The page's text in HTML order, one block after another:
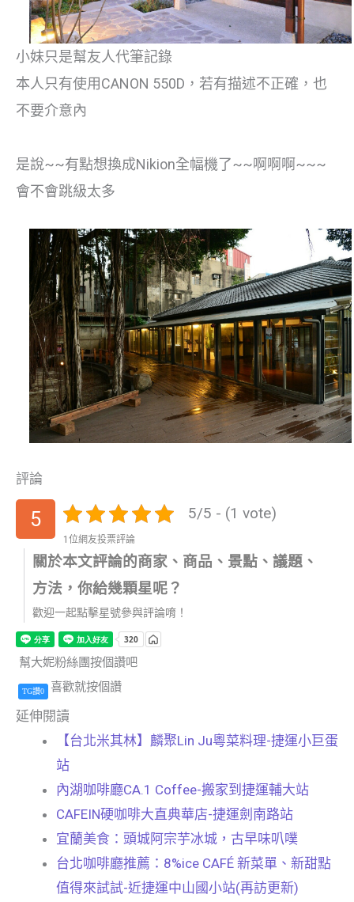
小妹只是幫友人代筆記錄
本人只有使用CANON 550D，若有描述不正確，也
不要介意內
是說~~有點想換成Nikion全幅機了~~啊啊啊~~~
會不會跳級太多
評論
5 5/5 - (1 vote)
1位網友投票評論
關於本文評論的商家、商品、景點、議題、
方法，你給幾顆星呢？
歡迎一起點擊星號參與評論唷！
幫大妮粉絲團按個讚吧
TG讚0 喜歡就按個讚
延伸閱讀
【台北米其林】麟聚Lin Ju粵菜料理-捷運小巨蛋
站
內湖咖啡廳CA.1 Coffee-搬家到捷運輔大站
CAFEIN硬咖啡大直典華店-捷運劍南路站
宜蘭美食：頭城阿宗芋冰城，古早味叭噗
台北咖啡廳推薦：8%ice CAFÉ 新菜單、新甜點
值得來試試-近捷運中山國小站(再訪更新)